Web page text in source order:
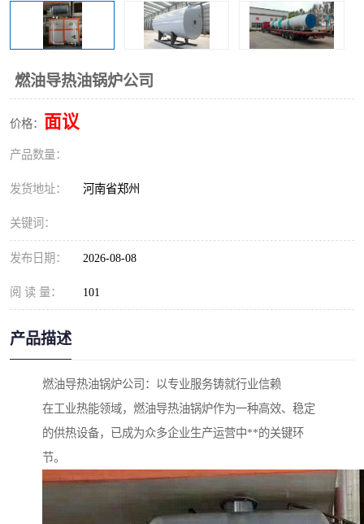
燃油导热油锅炉公司
价格： 面议
产品数量：
发货地址： 河南省郑州
关键词：
发布日期： 2026-08-08
阅 读 量： 101
产品描述
燃油导热油锅炉公司：以专业服务铸就行业信赖
在工业热能领域，燃油导热油锅炉作为一种高效、稳定
的供热设备，已成为众多企业生产运营中**的关键环
节。